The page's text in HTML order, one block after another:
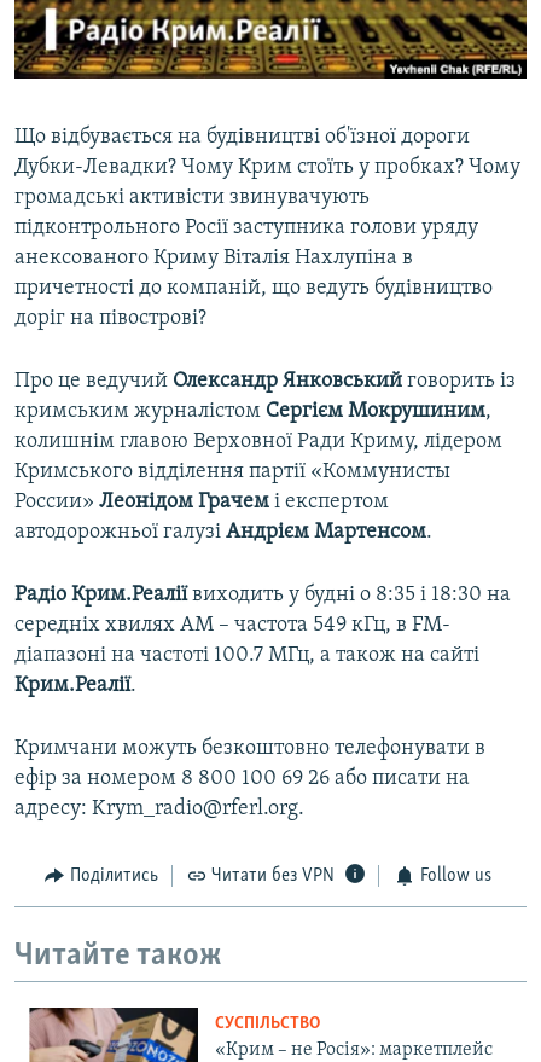
ВІДЕОУРОКИ «ELIFBE»
СВІДЧЕННЯ ОКУПАЦІЇ
ІНФОГРАФІКА
Русский
Qırımtatar
ДОЛУЧАЙСЯ!
Усі сайти RFE/RL
Що відбувається на будівництві об'їзної дороги
Дубки-Левадки? Чому Крим стоїть у пробках? Чому
громадські активісти звинувачують
підконтрольного Росії заступника голови уряду
анексованого Криму Віталія Нахлупіна в
причетності до компаній, що ведуть будівництво
доріг на півострові?
Про це ведучий Олександр Янковський говорить із
кримським журналістом Сергієм Мокрушиним,
колишнім главою Верховної Ради Криму, лідером
Кримського відділення партії «Коммунисты
России» Леонідом Грачем і експертом
автодорожньої галузі Андрієм Мартенсом.
Радіо Крим.Реаліївиходить у будні о 8:35 і 18:30 на
середніх хвилях АМ – частота 549 кГц, в FM-
діапазоні на частоті 100.7 МГц, а також на сайті
Крим.Реалії.
Кримчани можуть безкоштовно телефонувати в
ефір за номером 8 800 100 69 26 або писати на
адресу: Krym_radio@rferl.org.
Поділитись Читати без VPN Follow us
Читайте також
СУСПІЛЬСТВО
«Крим – не Росія»: маркетплейс